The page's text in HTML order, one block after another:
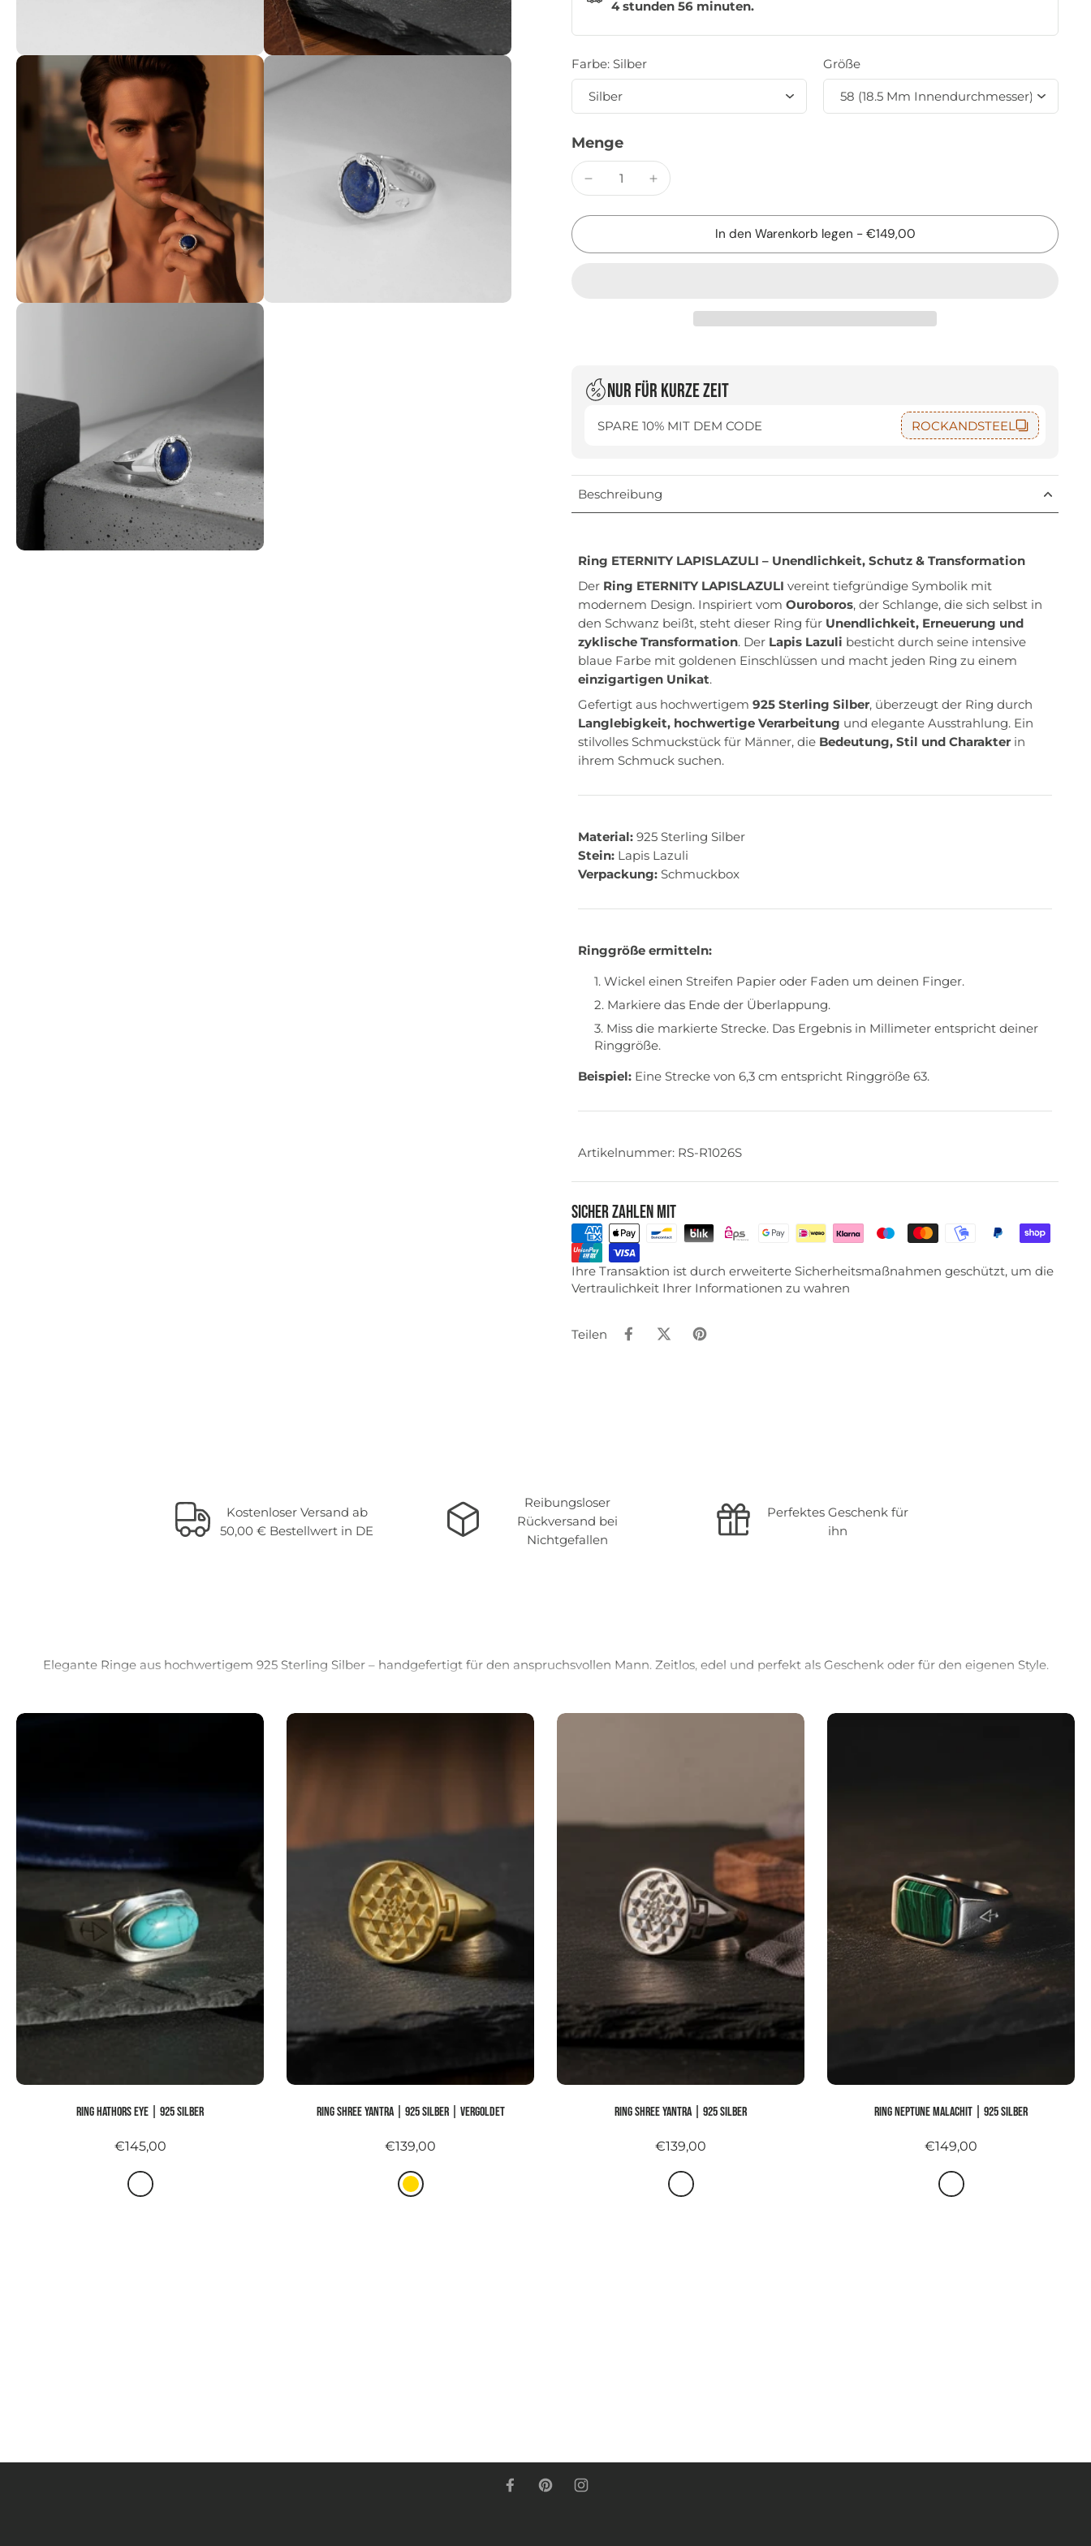
4 stunden 56 minuten.
Farbe: Silber Größe
Menge
In den Warenkorb legen - €149,00
Nur für kurze Zeit
SPARE 10% MIT DEM CODE ROCKANDSTEEL
Beschreibung
Ring ETERNITY LAPISLAZULI – Unendlichkeit, Schutz & Transformation
Der Ring ETERNITY LAPISLAZULI vereint tiefgründige Symbolik mit
modernem Design. Inspiriert vom Ouroboros, der Schlange, die sich selbst in
den Schwanz beißt, steht dieser Ring für Unendlichkeit, Erneuerung und
zyklische Transformation. Der Lapis Lazuli besticht durch seine intensive
blaue Farbe mit goldenen Einschlüssen und macht jeden Ring zu einem
einzigartigen Unikat.
Gefertigt aus hochwertigem 925 Sterling Silber, überzeugt der Ring durch
Langlebigkeit, hochwertige Verarbeitung und elegante Ausstrahlung. Ein
stilvolles Schmuckstück für Männer, die Bedeutung, Stil und Charakter in
ihrem Schmuck suchen.
Material: 925 Sterling Silber
Stein: Lapis Lazuli
Verpackung: Schmuckbox
Ringgröße ermitteln:
Wickel einen Streifen Papier oder Faden um deinen Finger.
Markiere das Ende der Überlappung.
Miss die markierte Strecke. Das Ergebnis in Millimeter entspricht deiner
Ringgröße.
Beispiel: Eine Strecke von 6,3 cm entspricht Ringgröße 63.
Artikelnummer: RS-R1026S
Sicher zahlen mit
Ihre Transaktion ist durch erweiterte Sicherheitsmaßnahmen geschützt, um die
Vertraulichkeit Ihrer Informationen zu wahren
Teilen
Kostenloser Versand ab
50,00 € Bestellwert in DE
Reibungsloser
Rückversand bei
Nichtgefallen
Perfektes Geschenk für
ihn
Beliebte Artikel
Elegante Ringe aus hochwertigem 925 Sterling Silber – handgefertigt für den anspruchsvollen Mann. Zeitlos, edel und perfekt als Geschenk oder für den eigenen Style.
Ring HATHORS EYE | 925 Silber
€145,00
Ring SHREE YANTRA | 925 Silber | vergoldet
€139,00
Ring SHREE YANTRA | 925 Silber
€139,00
Ring NEPTUNE MALACHIT | 925 Silber
€149,00